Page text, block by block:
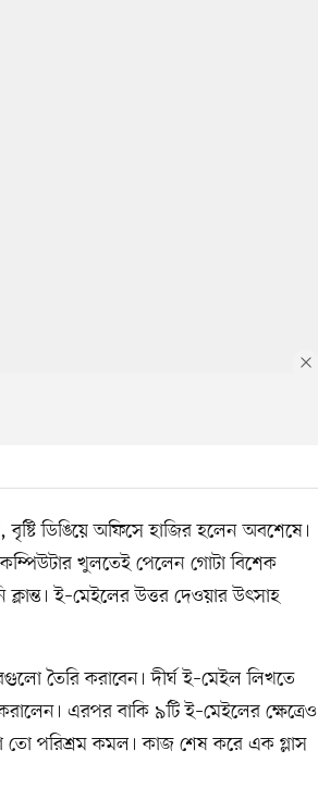
ডিঙিয়ে অফিসে হাজির হলেন অবশেষে।
খুলতেই পেলেন গোটা বিশেক
ই–মেইলের উত্তর দেওয়ার উৎসাহ
তৈরি করাবেন। দীর্ঘ ই–মেইল লিখতে
এরপর বাকি ৯টি ই–মেইলের ক্ষেত্রেও
তো পরিশ্রম কমল। কাজ শেষ করে এক গ্লাস